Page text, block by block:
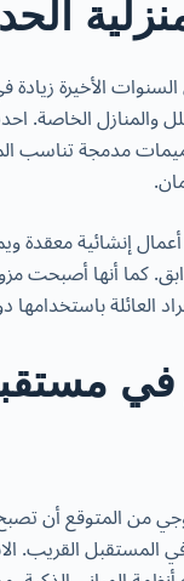
الأخيرة زيادة
والمنازل الخاصة.
مدمجة تناسب
إنشائية معقدة
كما أنها أصبحت
العائلة
في
من المتوقع أن
المستقبل القريب.